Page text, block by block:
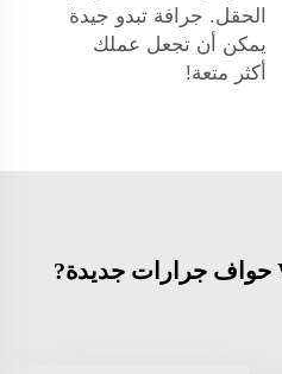
الحقل. جرافة تبدو جيدة
يمكن أن تجعل عملك
أكثر متعة!